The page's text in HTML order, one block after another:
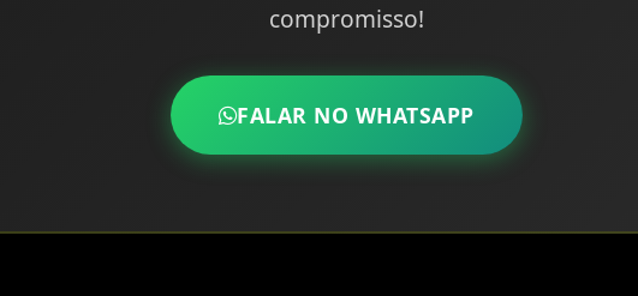
compromisso!
FALAR NO WHATSAPP